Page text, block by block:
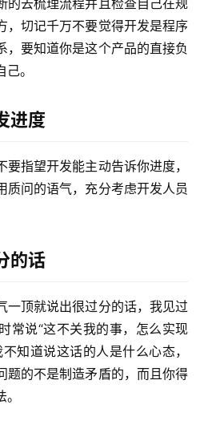
的去梳理流程并且检查自己在规
，切记千万不要觉得开发是程序
，要知道你是这个产品的直接负
。
进度
指望开发能主动告诉你进度，
质问的语气，充分考虑开发人员
的话
一顶就说出很过分的话，我见过
常说“这不关我的事，怎么实现
知道说这话的人是什么心态，
题的不是制造矛盾的，而且你得